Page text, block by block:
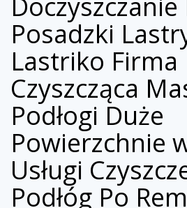
Posadzki
Lastriko Firma
Czyszcząca
Podłogi Duże
Powierzchnie
Usługi
Podłóg Po